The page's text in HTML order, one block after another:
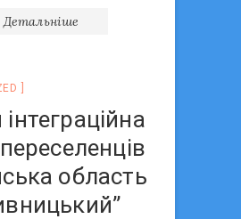
Детальніше
область